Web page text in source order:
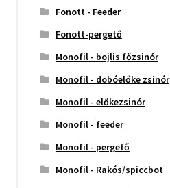
Fonott - Feeder
Fonott-pergető
Monofil - bojlis főzsinór
Monofil - dobóelőke zsinór
Monofil - előkezsinór
Monofil - feeder
Monofil - pergető
Monofil - Rakós/spiccbot